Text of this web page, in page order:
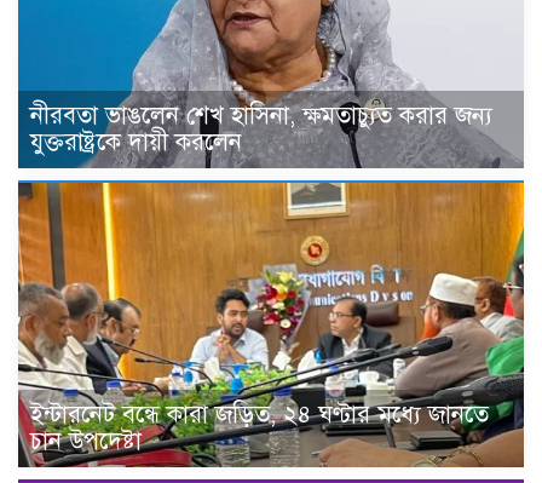
নীরবতা ভাঙলেন শেখ হাসিনা, ক্ষমতাচ্যুত করার জন্য
যুক্তরাষ্ট্রকে দায়ী করলেন
ইন্টারনেট বন্ধে কারা জড়িত, ২৪ ঘণ্টার মধ্যে জানতে
চান উপদেষ্টা